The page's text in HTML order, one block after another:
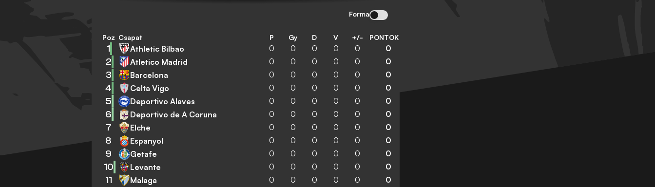
Forma
Poz Csapat P Gy D V +/- PONTOK
1 Athletic Bilbao 0 0 0 0 0 0
2 Atletico Madrid 0 0 0 0 0 0
3 Barcelona 0 0 0 0 0 0
4 Celta Vigo 0 0 0 0 0 0
5 Deportivo Alaves 0 0 0 0 0 0
6 Deportivo de A Coruna 0 0 0 0 0 0
7 Elche 0 0 0 0 0 0
8 Espanyol 0 0 0 0 0 0
9 Getafe 0 0 0 0 0 0
10 Levante 0 0 0 0 0 0
11 Malaga 0 0 0 0 0 0